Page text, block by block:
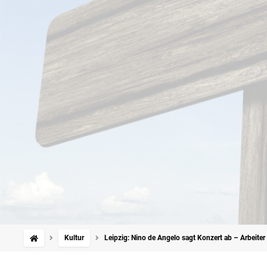
Kultur Leipzig: Nino de Angelo sagt Konzert ab –